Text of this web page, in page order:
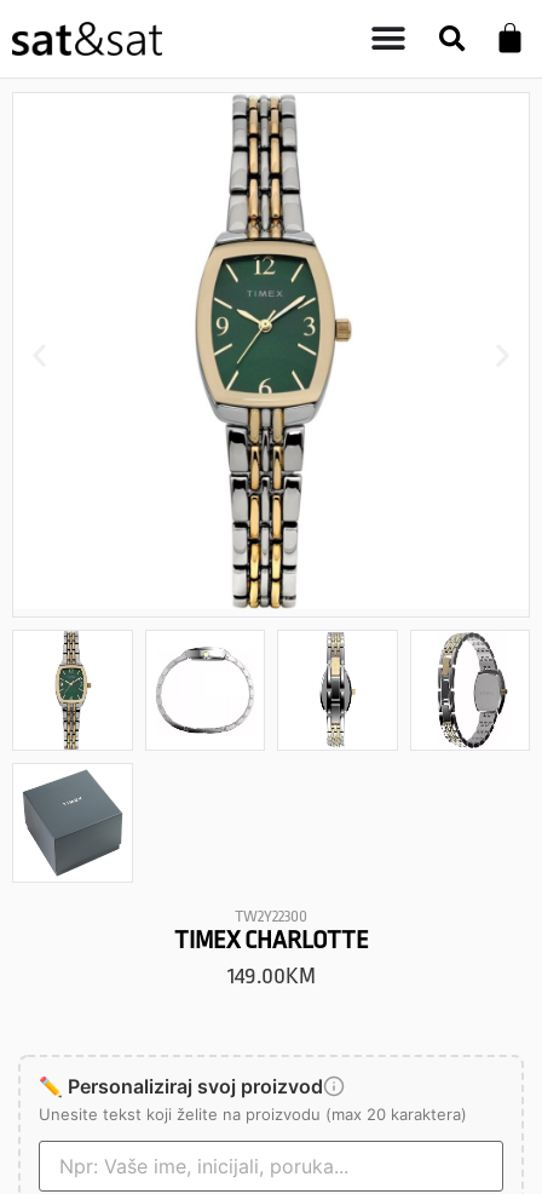
TW2Y22300
TIMEX CHARLOTTE
149.00KM
✏️ Personaliziraj svoj proizvod
Unesite tekst koji želite na proizvodu (max 20 karaktera)